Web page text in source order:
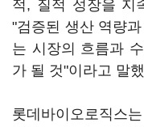
적, 질적 성장을 지
"검증된 생산 역량
는 시장의 흐름과
가 될 것"이라고 말
롯데바이오로직스